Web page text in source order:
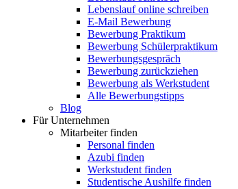
Lebenslauf online schreiben
E-Mail Bewerbung
Bewerbung Praktikum
Bewerbung Schülerpraktikum
Bewerbungsgespräch
Bewerbung zurückziehen
Bewerbung als Werkstudent
Alle Bewerbungstipps
Blog
Für Unternehmen
Mitarbeiter finden
Personal finden
Azubi finden
Werkstudent finden
Studentische Aushilfe finden